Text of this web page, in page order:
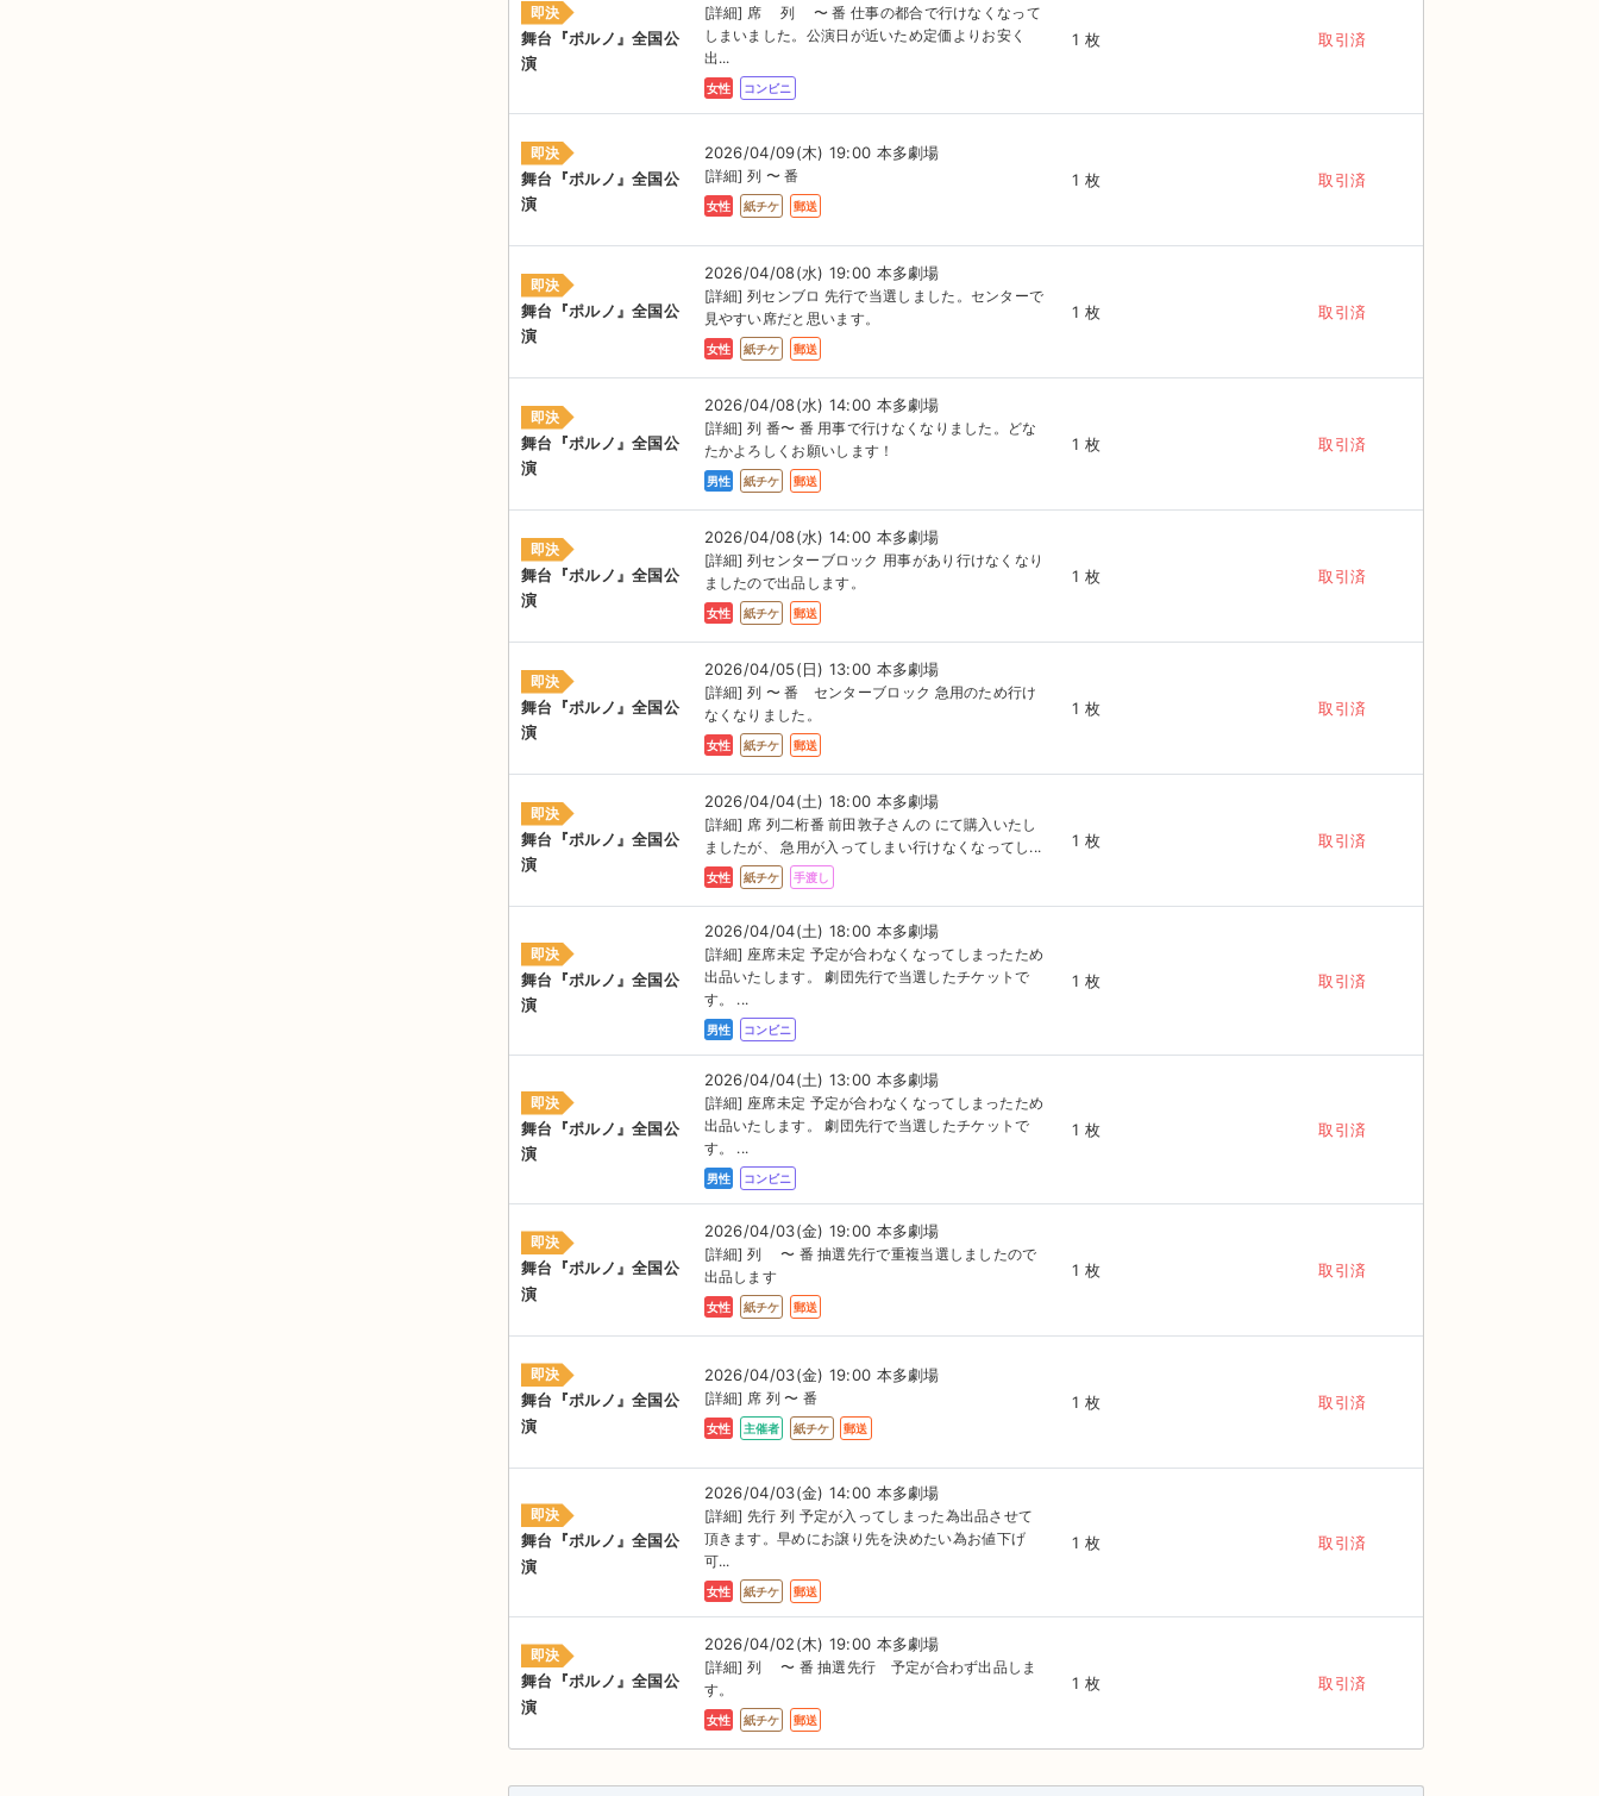
即決
舞台『ポルノ』全国公
演
[詳細] 席 列 〜 番 仕事の都合で行けなくなって
しまいました。公演日が近いため定価よりお安く
出...
女性 コンビニ
1 枚 取引済
即決
舞台『ポルノ』全国公
演
2026/04/09(木) 19:00 本多劇場
[詳細] 列 〜 番
女性 紙チケ 郵送
1 枚 取引済
即決
舞台『ポルノ』全国公
演
2026/04/08(水) 19:00 本多劇場
[詳細] 列センブロ 先行で当選しました。センターで
見やすい席だと思います。
女性 紙チケ 郵送
1 枚 取引済
即決
舞台『ポルノ』全国公
演
2026/04/08(水) 14:00 本多劇場
[詳細] 列 番〜 番 用事で行けなくなりました。どな
たかよろしくお願いします！
男性 紙チケ 郵送
1 枚 取引済
即決
舞台『ポルノ』全国公
演
2026/04/08(水) 14:00 本多劇場
[詳細] 列センターブロック 用事があり行けなくなり
ましたので出品します。
女性 紙チケ 郵送
1 枚 取引済
即決
舞台『ポルノ』全国公
演
2026/04/05(日) 13:00 本多劇場
[詳細] 列 〜 番 センターブロック 急用のため行け
なくなりました。
女性 紙チケ 郵送
1 枚 取引済
即決
舞台『ポルノ』全国公
演
2026/04/04(土) 18:00 本多劇場
[詳細] 席 列二桁番 前田敦子さんの にて購入いたし
ましたが、 急用が入ってしまい行けなくなってし...
女性 紙チケ 手渡し
1 枚 取引済
即決
舞台『ポルノ』全国公
演
2026/04/04(土) 18:00 本多劇場
[詳細] 座席未定 予定が合わなくなってしまったため
出品いたします。 劇団先行で当選したチケットで
す。 ...
男性 コンビニ
1 枚 取引済
即決
舞台『ポルノ』全国公
演
2026/04/04(土) 13:00 本多劇場
[詳細] 座席未定 予定が合わなくなってしまったため
出品いたします。 劇団先行で当選したチケットで
す。 ...
男性 コンビニ
1 枚 取引済
即決
舞台『ポルノ』全国公
演
2026/04/03(金) 19:00 本多劇場
[詳細] 列 〜 番 抽選先行で重複当選しましたので
出品します
女性 紙チケ 郵送
1 枚 取引済
即決
舞台『ポルノ』全国公
演
2026/04/03(金) 19:00 本多劇場
[詳細] 席 列 〜 番
女性 主催者 紙チケ 郵送
1 枚 取引済
即決
舞台『ポルノ』全国公
演
2026/04/03(金) 14:00 本多劇場
[詳細] 先行 列 予定が入ってしまった為出品させて
頂きます。早めにお譲り先を決めたい為お値下げ
可...
女性 紙チケ 郵送
1 枚 取引済
即決
舞台『ポルノ』全国公
演
2026/04/02(木) 19:00 本多劇場
[詳細] 列 〜 番 抽選先行 予定が合わず出品しま
す。
女性 紙チケ 郵送
1 枚 取引済